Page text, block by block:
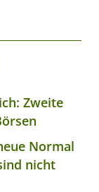
Zweite
Normal
nicht